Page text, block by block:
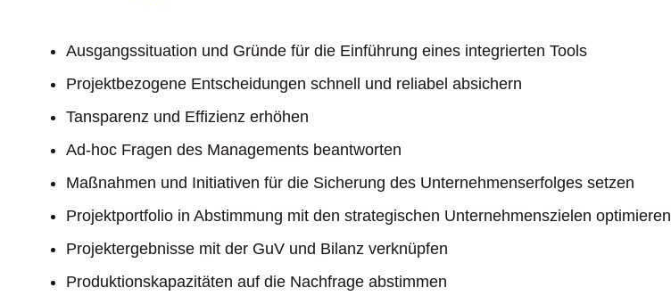
Ausgangssituation und Gründe für die Einführung eines integrierten Tools
Projektbezogene Entscheidungen schnell und reliabel absichern
Tansparenz und Effizienz erhöhen
Ad-hoc Fragen des Managements beantworten
Maßnahmen und Initiativen für die Sicherung des Unternehmenserfolges setzen
Projektportfolio in Abstimmung mit den strategischen Unternehmenszielen optimieren
Projektergebnisse mit der GuV und Bilanz verknüpfen
Produktionskapazitäten auf die Nachfrage abstimmen